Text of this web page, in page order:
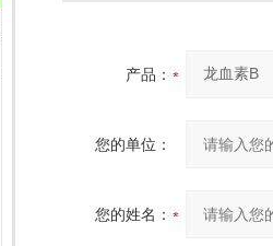
产品：
您的单位：
您的姓名：